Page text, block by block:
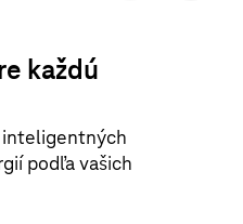
každú
inteligentných
podľa vašich